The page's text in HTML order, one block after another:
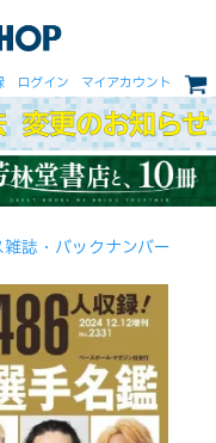
ログイン マイアカウント
雑誌・バックナンバー